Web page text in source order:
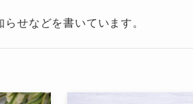
せなどを書いています。